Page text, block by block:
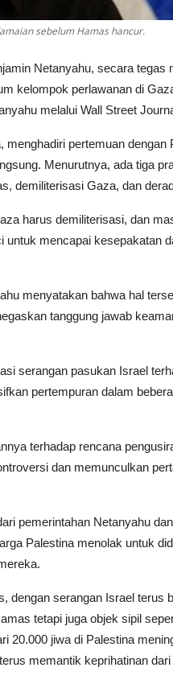
sebelum Hamas hancur.
Netanyahu, secara tegas
kelompok perlawanan di
melalui Wall Street
pertemuan
Menurutnya, ada tiga
demiliterisasi Gaza, dan
harus demiliterisasi, dan
mencapai kesepakatan
menyatakan bahwa hal
tanggung jawab
serangan pasukan Israel
pertempuran dalam
terhadap rencana
dan memunculkan
pemerintahan Netanyahu
Palestina menolak untuk
dengan serangan Israel terus
tetapi juga objek sipil
20.000 jiwa di Palestina
memantik keprihatinan